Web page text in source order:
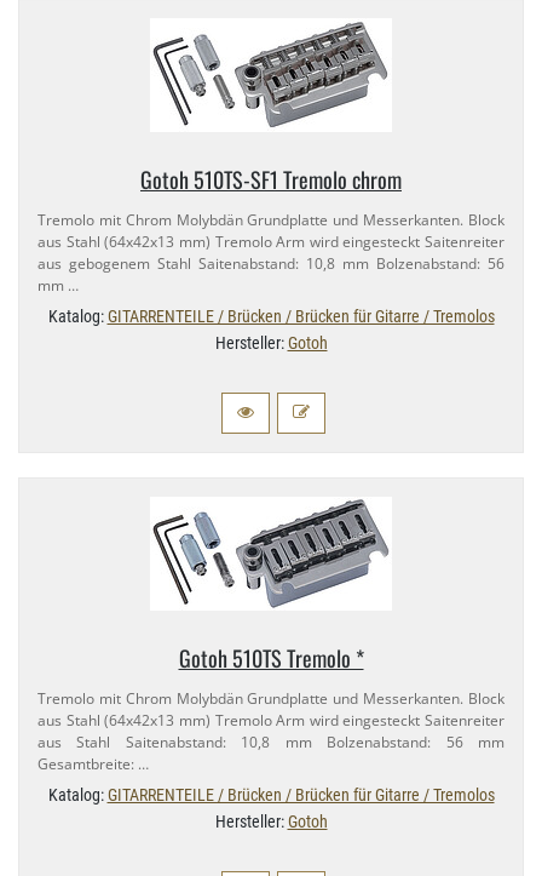
Gotoh 510TS-​SF1 Tremolo chrom
Tremolo mit Chrom Molybdän Grundplatte und Messerkanten. Block
aus Stahl (64x42x13 mm) Tremolo Arm wird eingesteckt Saitenreiter
aus gebogenem Stahl Saitenabstand: 10,​8 mm Bolzenabstand: 56
mm …
Katalog:GITARRENTEILE / Brücken / Brücken für Gitarre / Tremolos
Hersteller:Gotoh
Gotoh 510TS Tremolo *
Tremolo mit Chrom Molybdän Grundplatte und Messerkanten. Block
aus Stahl (64x42x13 mm) Tremolo Arm wird eingesteckt Saitenreiter
aus Stahl Saitenabstand: 10,​8 mm Bolzenabstand: 56 mm
Gesamtbreite: …
Katalog:GITARRENTEILE / Brücken / Brücken für Gitarre / Tremolos
Hersteller:Gotoh